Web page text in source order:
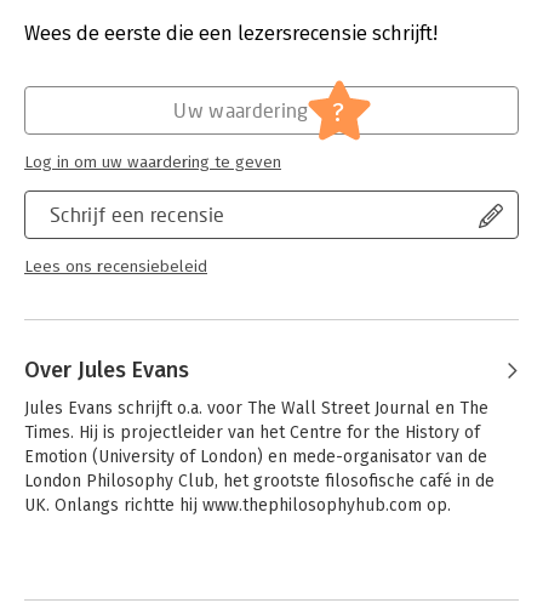
Verschijningsdatum:
8-11-2014
Wees de eerste die een lezersrecensie schrijft!
Schrijf een recensie
Lees ons recensiebeleid
Uw waardering ?
Log in om uw waardering te geven
Over Jules Evans
Jules Evans schrijft o.a. voor The Wall Street Journal en The
Times. Hij is projectleider van het Centre for the History of
Emotion (University of London) en mede-organisator van de
London Philosophy Club, het grootste filosofische café in de
UK. Onlangs richtte hij www.thephilosophyhub.com op.